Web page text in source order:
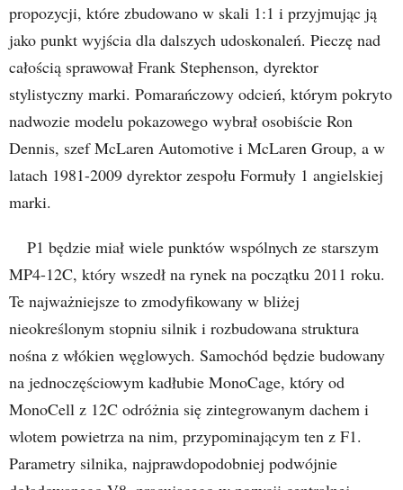
propozycji, które zbudowano w skali 1:1 i przyjmując ją
jako punkt wyjścia dla dalszych udoskonaleń. Pieczę nad
całością sprawował Frank Stephenson, dyrektor
stylistyczny marki. Pomarańczowy odcień, którym pokryto
nadwozie modelu pokazowego wybrał osobiście Ron
Dennis, szef McLaren Automotive i McLaren Group, a w
latach 1981-2009 dyrektor zespołu Formuły 1 angielskiej
marki.
P1 będzie miał wiele punktów wspólnych ze starszym
MP4-12C, który wszedł na rynek na początku 2011 roku.
Te najważniejsze to zmodyfikowany w bliżej
nieokreślonym stopniu silnik i rozbudowana struktura
nośna z włókien węglowych. Samochód będzie budowany
na jednoczęściowym kadłubie MonoCage, który od
MonoCell z 12C odróżnia się zintegrowanym dachem i
wlotem powietrza na nim, przypominającym ten z F1.
Parametry silnika, najprawdopodobniej podwójnie